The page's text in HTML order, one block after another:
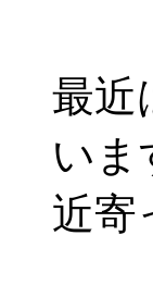
最近
いま
近寄